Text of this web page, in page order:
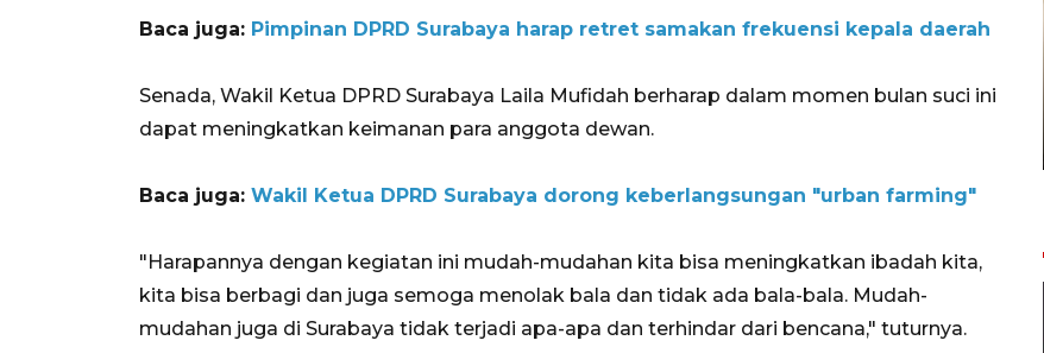
Baca juga: Pimpinan DPRD Surabaya harap retret samakan frekuensi kepala daerah
Senada, Wakil Ketua DPRD Surabaya Laila Mufidah berharap dalam momen bulan suci ini
dapat meningkatkan keimanan para anggota dewan.
Baca juga: Wakil Ketua DPRD Surabaya dorong keberlangsungan "urban farming"
"Harapannya dengan kegiatan ini mudah-mudahan kita bisa meningkatkan ibadah kita,
kita bisa berbagi dan juga semoga menolak bala dan tidak ada bala-bala. Mudah-
mudahan juga di Surabaya tidak terjadi apa-apa dan terhindar dari bencana," tuturnya.
timnas Ramadhan Sananta
kembali asah naluri
9 Juli 2026